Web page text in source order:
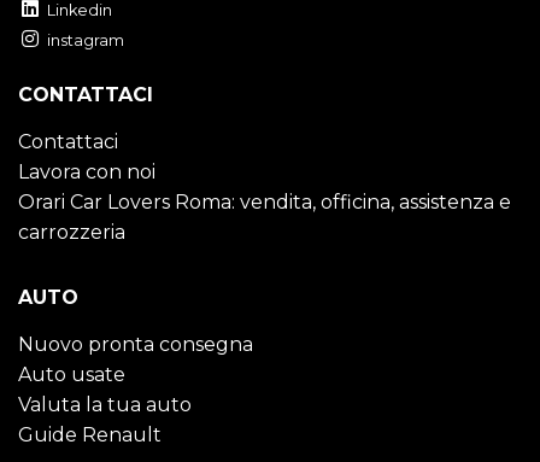
Linkedin
instagram
CONTATTACI
Contattaci
Lavora con noi
Orari Car Lovers Roma: vendita, officina, assistenza e
carrozzeria
AUTO
Nuovo pronta consegna
Auto usate
Valuta la tua auto
Guide Renault